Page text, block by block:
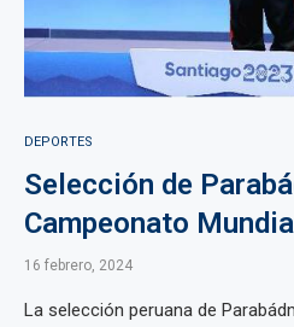
DEPORTES
Selección de
Campeonato
16 febrero, 2024
La selección peruana de